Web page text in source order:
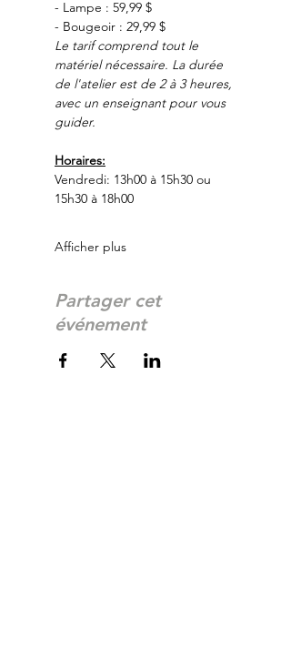
- Lampe : 59,99 $
- Bougeoir : 29,99 $
Le tarif comprend tout le
matériel nécessaire. La durée
de l'atelier est de 2 à 3 heures,
avec un enseignant pour vous
guider.
Horaires:
Vendredi: 13h00 à 15h30 ou
15h30 à 18h00
Afficher plus
Partager cet
événement